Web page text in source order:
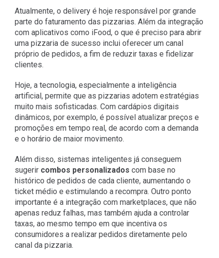
Atualmente, o delivery é hoje responsável por grande
parte do faturamento das pizzarias. Além da integração
com aplicativos como iFood, o que é preciso para abrir
uma pizzaria de sucesso inclui oferecer um canal
próprio de pedidos, a fim de reduzir taxas e fidelizar
clientes.
Hoje, a tecnologia, especialmente a inteligência
artificial, permite que as pizzarias adotem estratégias
muito mais sofisticadas. Com cardápios digitais
dinâmicos, por exemplo, é possível atualizar preços e
promoções em tempo real, de acordo com a demanda
e o horário de maior movimento.
Além disso, sistemas inteligentes já conseguem
sugerir combos personalizados com base no
histórico de pedidos de cada cliente, aumentando o
ticket médio e estimulando a recompra. Outro ponto
importante é a integração com marketplaces, que não
apenas reduz falhas, mas também ajuda a controlar
taxas, ao mesmo tempo em que incentiva os
consumidores a realizar pedidos diretamente pelo
canal da pizzaria.